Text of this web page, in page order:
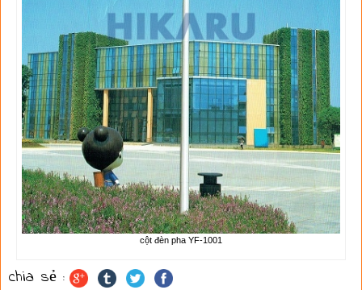
cột đèn pha YF-1001
chia sẻ :